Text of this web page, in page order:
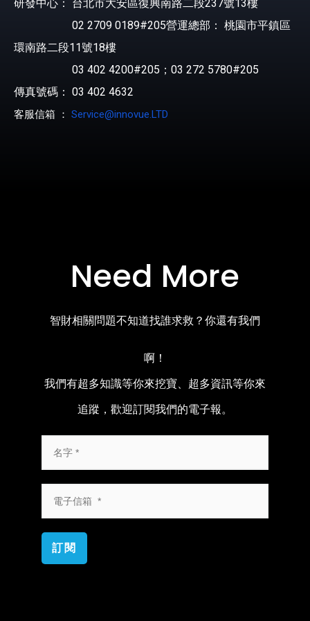
研發中心： 台北市大安區復興南路二段237號13樓
02 2709 0189#205營運總部： 桃園市平鎮區
環南路二段11號18樓
03 402 4200#205；03 272 5780#205
傳真號碼： 03 402 4632
客服信箱 ： Service@innovue.LTD
Need More
智財相關問題不知道找誰求救？你還有我們
啊！
我們有超多知識等你來挖寶、超多資訊等你來
追蹤，歡迎訂閱我們的電子報。
訂閱